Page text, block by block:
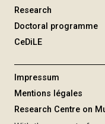
Research
Doctoral programme
CeDiLE
Impressum
Mentions légales
Research Centre on